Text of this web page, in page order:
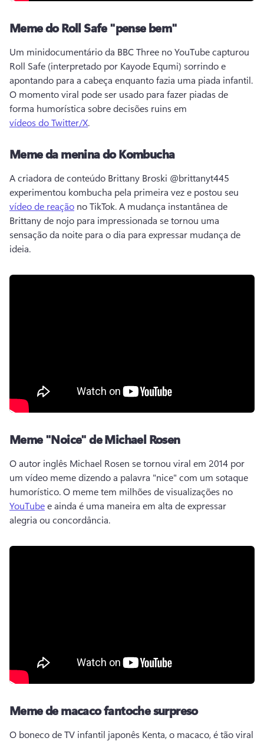
Meme do Roll Safe "pense bem"
Um minidocumentário da BBC Three no YouTube capturou
Roll Safe (interpretado por Kayode Equmi) sorrindo e
O momento viral pode ser usado para fazer piadas de
forma humorística sobre decisões ruins em
vídeos do Twitter/X.
Meme da menina do Kombucha
A criadora de conteúdo Brittany Broski @brittanyt445
experimentou kombucha pela primeira vez e postou seu
vídeo de reação no TikTok. A mudança instantânea de
Brittany de nojo para impressionada se tornou uma
sensação da noite para o dia para expressar mudança de
ideia.
Meme "Noice" de Michael Rosen
O autor inglês Michael Rosen se tornou viral em 2014 por
um vídeo meme dizendo a palavra "nice" com um sotaque
humorístico. O meme tem milhões de visualizações no
YouTube e ainda é uma maneira em alta de expressar
alegria ou concordância.
Meme de macaco fantoche surpreso
O boneco de TV infantil japonês Kenta, o macaco, é tão viral